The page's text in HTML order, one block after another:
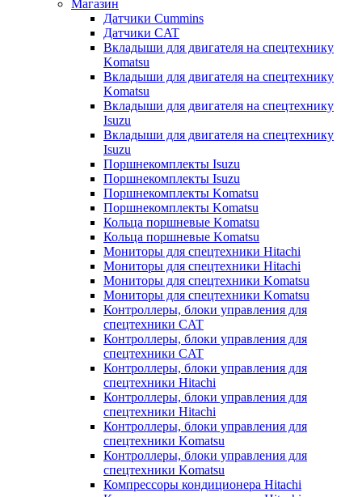
Магазин
Датчики Cummins
Датчики CAT
Вкладыши для двигателя на спецтехнику
Komatsu
Вкладыши для двигателя на спецтехнику
Komatsu
Вкладыши для двигателя на спецтехнику
Isuzu
Вкладыши для двигателя на спецтехнику
Isuzu
Поршнекомплекты Isuzu
Поршнекомплекты Isuzu
Поршнекомплекты Komatsu
Поршнекомплекты Komatsu
Кольца поршневые Komatsu
Кольца поршневые Komatsu
Мониторы для спецтехники Hitachi
Мониторы для спецтехники Hitachi
Мониторы для спецтехники Komatsu
Мониторы для спецтехники Komatsu
Контроллеры, блоки управления для
спецтехники CAT
Контроллеры, блоки управления для
спецтехники CAT
Контроллеры, блоки управления для
спецтехники Hitachi
Контроллеры, блоки управления для
спецтехники Hitachi
Контроллеры, блоки управления для
спецтехники Komatsu
Контроллеры, блоки управления для
спецтехники Komatsu
Компрессоры кондиционера Hitachi